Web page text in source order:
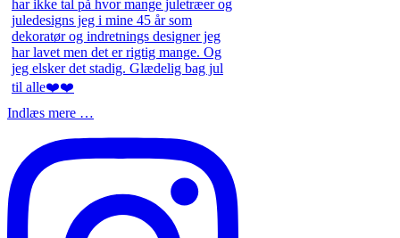
Indlæs mere …